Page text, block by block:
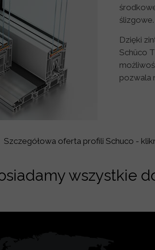
Szczegółowa oferta profili Schuco -
wszystkie
ślizgowe.
Dzięki
Schüco
pozwala